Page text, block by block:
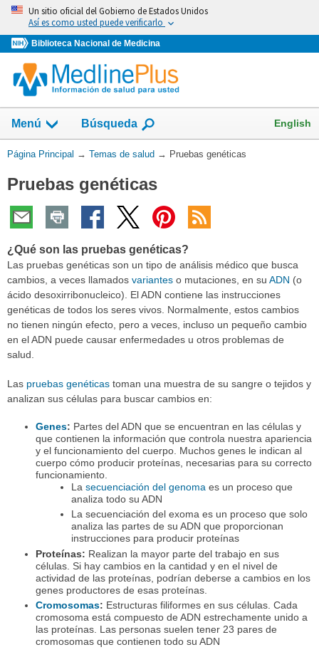
Omita
vaya
al
Contenido
Un sitio oficial del Gobierno de Estados Unidos
Así es como usted puede verificarlo
Biblioteca Nacional de Medicina
Menú
Mostrar
campo
de
Búsqueda English
Usted
aquí:
Página Principal → Temas de salud → Pruebas genéticas
Pruebas genéticas
¿Qué son las pruebas genéticas?
Las pruebas genéticas son un tipo de análisis médico que busca
cambios, a veces llamados variantes o mutaciones, en su ADN (o
ácido desoxirribonucleico). El ADN contiene las instrucciones
genéticas de todos los seres vivos. Normalmente, estos cambios
no tienen ningún efecto, pero a veces, incluso un pequeño cambio
en el ADN puede causar enfermedades u otros problemas de
salud.
Las pruebas genéticas toman una muestra de su sangre o tejidos y
analizan sus células para buscar cambios en:
Genes: Partes del ADN que se encuentran en las células y
que contienen la información que controla nuestra apariencia
y el funcionamiento del cuerpo. Muchos genes le indican al
cuerpo cómo producir proteínas, necesarias para su correcto
funcionamiento.
La secuenciación del genoma es un proceso que
analiza todo su ADN
La secuenciación del exoma es un proceso que solo
analiza las partes de su ADN que proporcionan
instrucciones para producir proteínas
Proteínas: Realizan la mayor parte del trabajo en sus
células. Si hay cambios en la cantidad y en el nivel de
actividad de las proteínas, podrían deberse a cambios en los
genes productores de esas proteínas.
Cromosomas: Estructuras filiformes en sus células. Cada
cromosoma está compuesto de ADN estrechamente unido a
las proteínas. Las personas suelen tener 23 pares de
cromosomas que contienen todo su ADN